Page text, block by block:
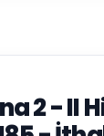
2 - II